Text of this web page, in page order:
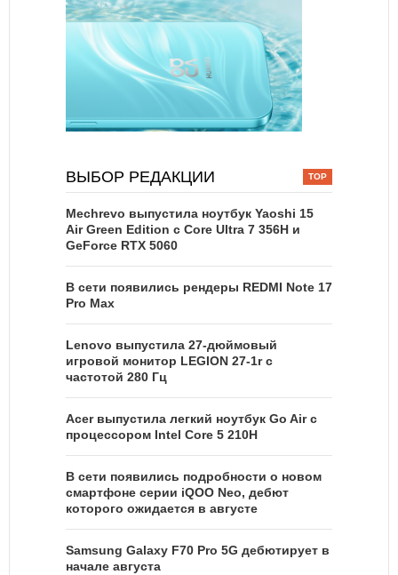
ВЫБОР РЕДАКЦИИ
Mechrevo выпустила ноутбук Yaoshi 15
Air Green Edition с Core Ultra 7 356H и
GeForce RTX 5060
В сети появились рендеры REDMI Note 17
Pro Max
Lenovo выпустила 27-дюймовый
игровой монитор LEGION 27-1r с
частотой 280 Гц
Acer выпустила легкий ноутбук Go Air c
процессором Intel Core 5 210H
В сети появились подробности о новом
смартфоне серии iQOO Neo, дебют
которого ожидается в августе
Samsung Galaxy F70 Pro 5G дебютирует в
начале августа